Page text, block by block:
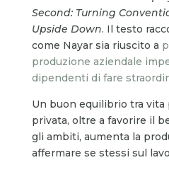
Second: Turning
Upside Down. Il testo
come Nayar sia riuscito a
produzione aziendale
dipendenti di fare
Un buon equilibrio tra vita
privata, oltre a favorire il
gli ambiti, aumenta la
affermare se stessi sul